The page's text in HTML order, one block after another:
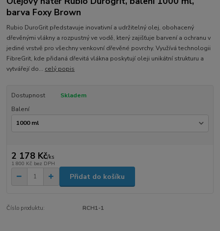
barva Foxy Brown
Rubio DuroGrit představuje inovativní a udržitelný olej, obohacený
dřevěnými vlákny a rozpustný ve vodě, který zajišťuje barvení a ochranu v
jediné vrstvě pro všechny venkovní dřevěné povrchy. Využívá technologii
FibreGrit, kde přidaná dřevitá vlákna poskytují oleji unikátní strukturu a
vytvářejí do... celý popis
Dostupnost
Skladem
Balení
2 178 Kč/ks
1 800 Kč bez DPH
Přidat do košíku
Číslo produktu: RCH1-1